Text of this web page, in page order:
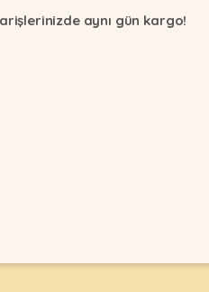
aynı gün kargo!